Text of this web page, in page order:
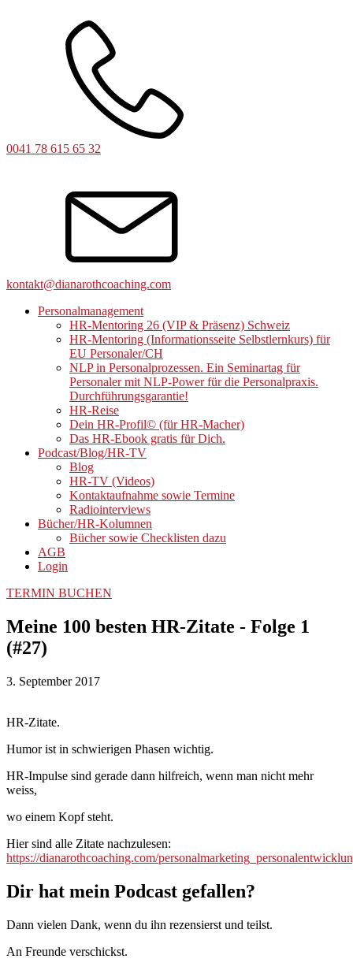
0041 78 615 65 32
kontakt@dianarothcoaching.com
Personalmanagement
HR-Mentoring 26 (VIP & Präsenz) Schweiz
HR-Mentoring (Informationsseite Selbstlernkurs) für
EU Personaler/CH
NLP in Personalprozessen. Ein Seminartag für
Personaler mit NLP-Power für die Personalpraxis.
Durchführungsgarantie!
HR-Reise
Dein HR-Profil© (für HR-Macher)
Das HR-Ebook gratis für Dich.
Podcast/Blog/HR-TV
Blog
HR-TV (Videos)
Kontaktaufnahme sowie Termine
Radiointerviews
Bücher/HR-Kolumnen
Bücher sowie Checklisten dazu
AGB
Login
TERMIN BUCHEN
Meine 100 besten HR-Zitate - Folge 1
(#27)
3. September 2017
HR-Zitate.
Humor ist in schwierigen Phasen wichtig.
HR-Impulse sind gerade dann hilfreich, wenn man nicht mehr
weiss,
wo einem Kopf steht.
Hier sind alle Zitate nachzulesen:
https://dianarothcoaching.com/
Dir hat mein Podcast gefallen?
Dann vielen Dank, wenn du ihn rezensierst und teilst.
An Freunde verschickst.